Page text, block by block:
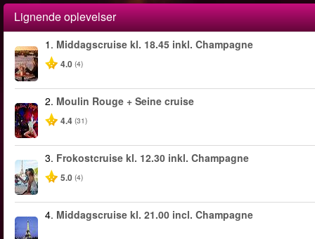
Lignende oplevelser
1. Middagscruise kl. 18.45 inkl. Champagne
4.0 (4)
2. Moulin Rouge + Seine cruise
4.4 (31)
3. Frokostcruise kl. 12.30 inkl. Champagne
5.0 (4)
4. Middagscruise kl. 21.00 incl. Champagne